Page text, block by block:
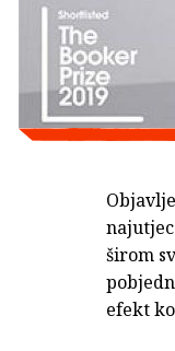
širom
efekt